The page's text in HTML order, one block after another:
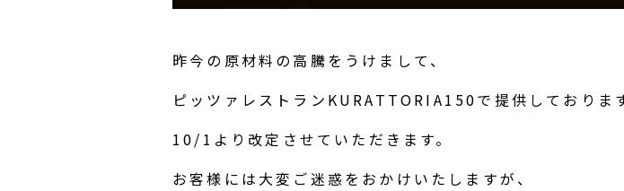
昨今の原材料の高騰をうけまして、
ピッツァレストランKURATTORIA150で提供しておりま
10/1より改定させていただきます。
お客様には大変ご迷惑をおかけいたしますが、